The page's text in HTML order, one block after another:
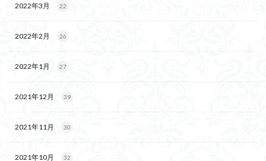
2022年3月 22
2022年2月 26
2022年1月 27
2021年12月 39
2021年11月 30
2021年10月 32